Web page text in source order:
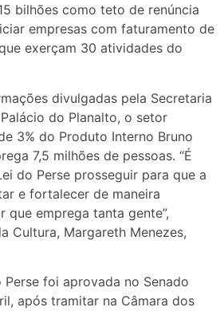
bilhões como teto de renúncia
empresas com faturamento de
exerçam 30 atividades do
divulgadas pela Secretaria
do Planalto, o setor
3% do Produto Interno Bruno
7,5 milhões de pessoas. “É
do Perse prosseguir para que a
e fortalecer de maneira
que emprega tanta gente”,
Cultura, Margareth Menezes,
foi aprovada no Senado
após tramitar na Câmara dos